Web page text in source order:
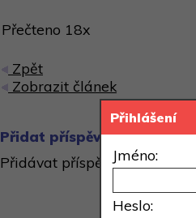
Přečteno 18x
Zpět
Zobrazit článek
Přidat příspěvek
Přidávat příspěvky může
Přihlášení
Jméno:
Heslo: